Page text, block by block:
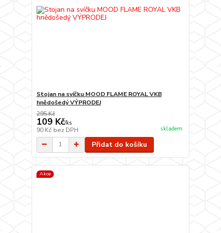
Stojan na svíčku MOOD FLAME ROYAL VKB
hnědošedý VÝPRODEJ
295 Kč
109 Kč/ks
90 Kč bez DPH skladem
Přidat do košíku
Akce